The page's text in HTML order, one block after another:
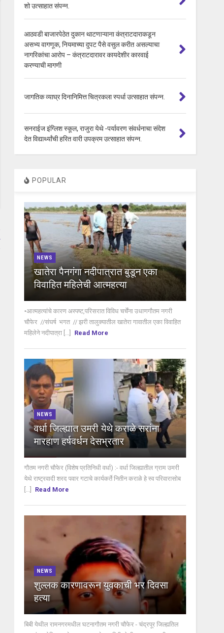
शो उत्साहात संपन्न.
आठवडी बाजारपेठेत दुकान थाटणाऱ्याना कंत्राटदाराकडून
असभ्य वागणूक, नियमाच्या दुपट पैसे वसुल करीत असल्याचा
नागरिकांचा आरोप – कंत्राटदारावर कायदेशीर कारवाई
करण्याची मागणी
जागतिक व्याघ्र दिनानिमित्त चित्रकला स्पर्धा उत्साहात संपन्न.
सनराईज इंग्लिश स्कूल, राजुरा येथे -पर्यावरण संवर्धनाचा संदेश
देत विद्यार्थ्यांची हरित वारी उपक्रम उत्साहात संपन्न.
POPULAR
NEWS
खातेरा पैनगंगा नदीपात्रात बुडून एका
विवाहित महिलेची आत्महत्या
•आत्महत्यांचे कारण अस्पष्ट,परिसरात विविध चर्चेंना उधाणगौतम नगरी
चौफेर //संघर्ष भगत // झरी तालुक्यातील खातेरा गावातील एका विवाहित
महिलेने नदीपात्रा [...]
Read More
NEWS
वर्धा जिल्ह्यात उमरी येथे कराळे सरांना
मारहाण हर्षवर्धन देसभ्रतार
गौतम नगरी चौफेर (विशेष प्रतिनिधी वर्धा) :- वर्धा जिल्ह्यातील ग्राम उमरी
येथे राष्ट्रवादी शरद पवार गटाचे कार्यकर्ते नितीन कराळे हे स्व परिवारासोब
Read More
NEWS
शुल्लक कारणावरून युवकाची भर दिवसा
हत्या
बिबी येथील रामनगरमधील घटनागौतम नगरी चौफेर - चंद्रपूर जिल्ह्यतिल